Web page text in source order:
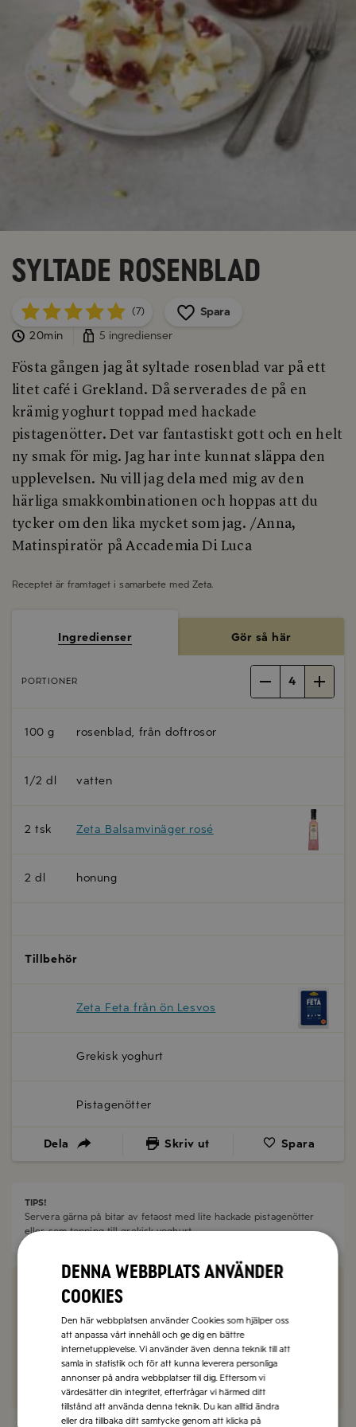
Syltade rosenblad
(7)
Spara
20min
5 ingredienser
Fösta gången jag åt syltade rosenblad var på ett
litet café i Grekland. Då serverades de på en
krämig yoghurt toppad med hackade
pistagenötter. Det var fantastiskt gott och en helt
ny smak för mig. Jag har inte kunnat släppa den
upplevelsen. Nu vill jag dela med mig av den
härliga smakkombinationen och hoppas att du
tycker om den lika mycket som jag. /Anna,
Matinspiratör på Accademia Di Luca
Receptet är framtaget i samarbete med Zeta
Ingredienser Gör så här
PORTIONER 4
100 g rosenblad, från doftrosor
1/2 dl vatten
2 tsk Zeta Balsamvinäger rosé
2 dl honung
Tillbehör
Zeta Feta från ön Lesvos
Grekisk yoghurt
Pistagenötter
Dela Skriv ut Spara
TIPS!
Servera gärna på bitar av fetaost med lite hackade pistagenötter
eller somtoppingtill grekisk yoghurt.
Vad tyckte du om receptet?
0 kommentarer
Kommentera här!
Denna webbplats använder
cookies
Den här webbplatsen använder Cookies som hjälper oss
att anpassa vårt innehåll och ge dig en bättre
internetupplevelse. Vi använder även denna teknik till att
samla in statistik och för att kunna leverera personliga
annonser på andra webbplatser till dig. Eftersom vi
värdesätter din integritet, efterfrågar vi härmed ditt
tillstånd att använda denna teknik. Du kan alltid ändra
eller dra tillbaka ditt samtycke genom att klicka på